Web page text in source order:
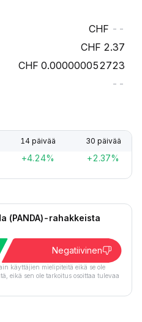
--
2.37
0.000000052723
--
14 päivää 30 päivää
+4.24% +2.37%
(PANDA)-rahakkeista
Negatiivinen
käyttäjien mielipiteitä eikä se ole
eikä sen ole tarkoitus osoittaa tulevaa